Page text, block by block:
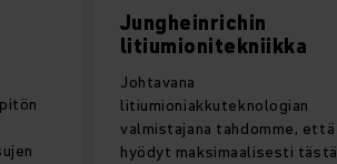
Jungheinrichin
litiumionitekniikka
Johtavana
litiumioniakkuteknologian
valmistajana tahdomme, että
hyödyt maksimaalisesti tästä